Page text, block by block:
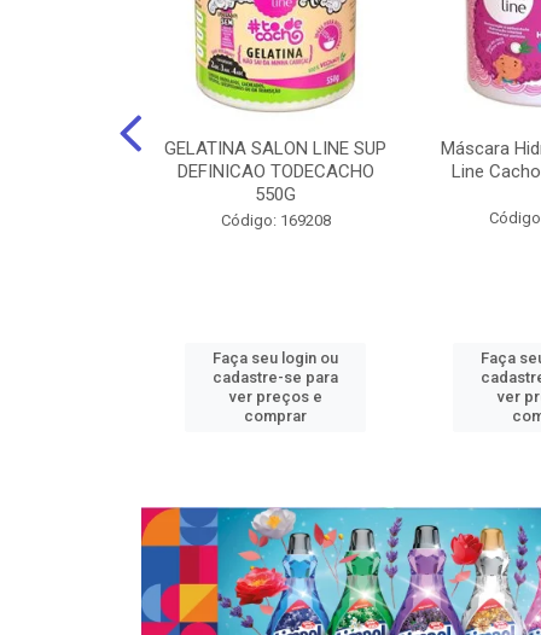
GELATINA SALON LINE SUP
DEFINICAO TODECACHO
550G
Código: 169208
Faça seu login ou
cadastre-se para
ver preços e
comprar
Máscara
Line
Faça
ver